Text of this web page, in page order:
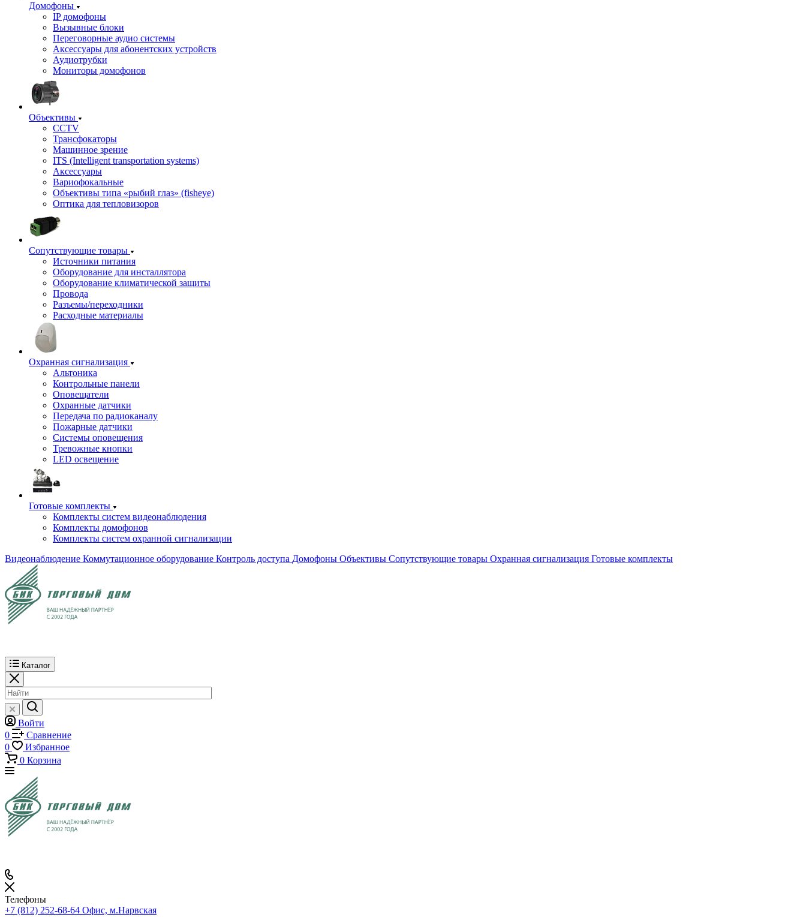
Домофоны
IP домофоны
Вызывные блоки
Переговорные аудио системы
Аксессуары для абонентских устройств
Аудиотрубки
Мониторы домофонов
Объективы
CCTV
Трансфокаторы
Машинное зрение
ITS (Intelligent transportation systems)
Аксессуары
Вариофокальные
Объективы типа «рыбий глаз» (fisheye)
Оптика для тепловизоров
Сопутствующие товары
Источники питания
Оборудование для инсталлятора
Оборудование климатической защиты
Провода
Разъемы/переходники
Расходные материалы
Охранная сигнализация
Альтоника
Контрольные панели
Оповещатели
Охранные датчики
Передача по радиоканалу
Пожарные датчики
Системы оповещения
Тревожные кнопки
LED освещение
Готовые комплекты
Комплекты систем видеонаблюдения
Комплекты домофонов
Комплекты систем охранной сигнализации
Видеонаблюдение Коммутационное оборудование Контроль доступа Домофоны Объективы Сопутствующие товары Охранная сигнализация Готовые комплекты
Каталог
Войти
0
Сравнение
0
Избранное
0 Корзина
Телефоны
+7 (812) 252-68-64 Офис, м.Нарвская